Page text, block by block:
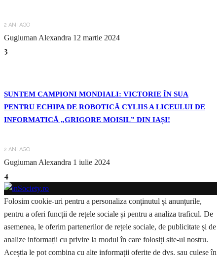
2 ANI AGO
Gugiuman Alexandra 12 martie 2024
3
SUNTEM CAMPIONI MONDIALI: VICTORIE ÎN SUA
PENTRU ECHIPA DE ROBOTICĂ CYLIIS A LICEULUI DE
INFORMATICĂ „GRIGORE MOISIL” DIN IAȘI!
2 ANI AGO
Gugiuman Alexandra 1 iulie 2024
4
Folosim cookie-uri pentru a personaliza conținutul și anunțurile,
pentru a oferi funcții de rețele sociale și pentru a analiza traficul. De
asemenea, le oferim partenerilor de rețele sociale, de publicitate și de
analize informații cu privire la modul în care folosiți site-ul nostru.
Aceștia le pot combina cu alte informații oferite de dvs. sau culese în